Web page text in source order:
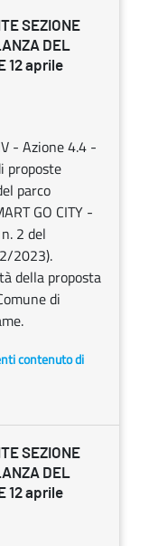
SEZIONE
DEL
12 aprile
- Azione 4.4 -
proposte
parco
GO CITY -
2 del
2023).
della proposta
di
contenuto di
SEZIONE
DEL
12 aprile